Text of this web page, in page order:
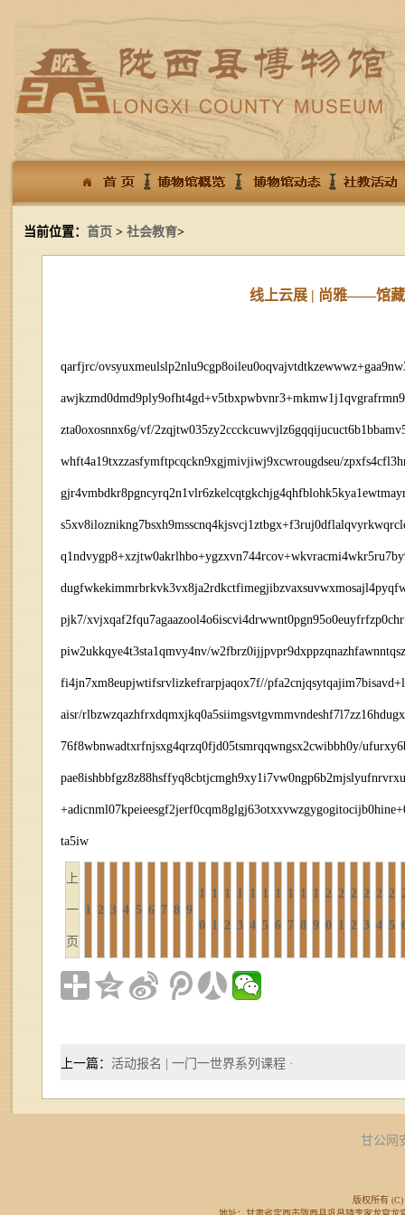
当前位置： 首页 > 社会教育>
线上云展 | 尚雅——馆藏
qarfjrc/
zta0oxosnnx6g/vf/
whft4a19txzzasfymftpcqckn9xgjmivjiwj9xcwrougdseu/
pjk7/
piw2ukkqye4t3sta1qmvy4nv/
fi4jn7xm8eupjwtifsrvlizkefrarpjaqox7f//
aisr/
76f8wbnwadtxrfnjsxg4qrzq0fjd05tsmrqqwngsx2cwibbh0y/
ta5iw
上
一
页
1 2 3 4 5 6 7 8 9
1
0
1
1
1
2
1
3
1
4
1
5
1
6
1
7
1
8
1
9
2
0
2
1
2
2
2
3
2
4
2
5
上一篇： 活动报名 | 一门一世界系列课程 ·
甘公网
版权所有